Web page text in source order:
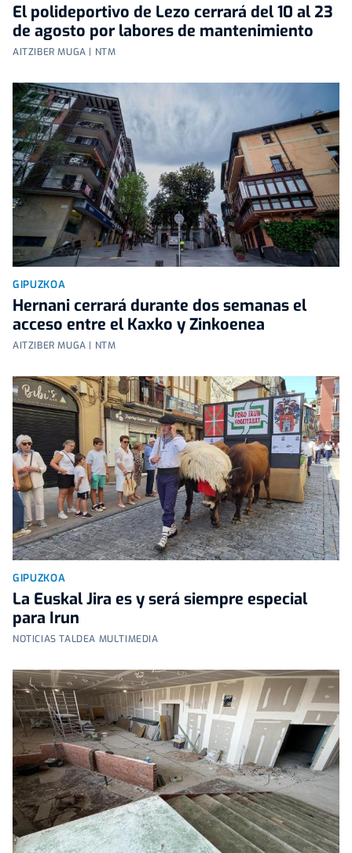
El polideportivo de Lezo cerrará del 10 al 23
de agosto por labores de mantenimiento
AITZIBER MUGA | NTM
GIPUZKOA
Hernani cerrará durante dos semanas el
acceso entre el Kaxko y Zinkoenea
AITZIBER MUGA | NTM
GIPUZKOA
La Euskal Jira es y será siempre especial
para Irun
NOTICIAS TALDEA MULTIMEDIA